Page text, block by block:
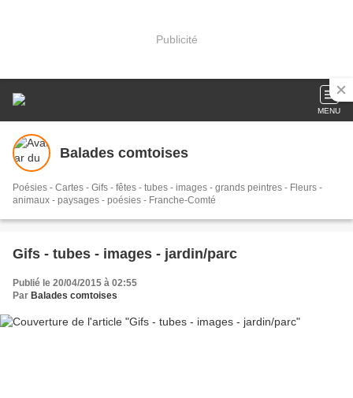
Publicité
MENU
Balades comtoises
Poésies - Cartes - Gifs - fêtes - tubes - images - grands peintres - Fleurs -
animaux - paysages - poésies - Franche-Comté
Gifs - tubes - images - jardin/parc
Publié le 20/04/2015 à 02:55
Par Balades comtoises